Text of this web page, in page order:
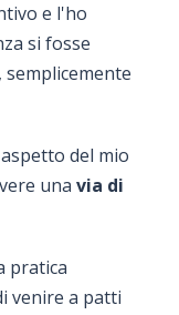
e l'ho
si fosse
del mio
unavia di
pratica
venire a patti